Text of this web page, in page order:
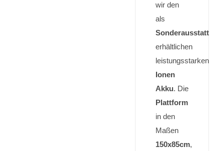
wir den
als
Sonderausstattung
erhältlichen
leistungsstarken
Ionen
Akku. Die
Plattform
in den
Maßen
150x85cm,